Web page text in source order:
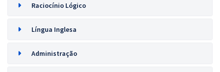
Raciocínio Lógico
Língua Inglesa
Administração